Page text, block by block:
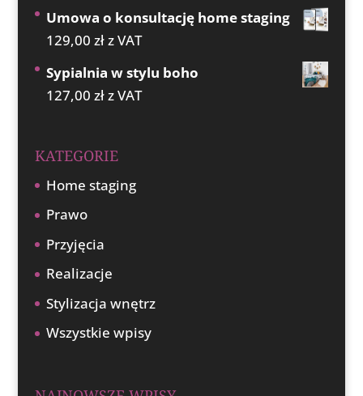
Umowa o konsultację home staging
129,00 złz VAT
Sypialnia w stylu boho
127,00 złz VAT
KATEGORIE
Home staging
Prawo
Przyjęcia
Realizacje
Stylizacja wnętrz
Wszystkie wpisy